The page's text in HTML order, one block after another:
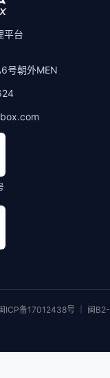
平台
号朝外MEN
ICP备17012438号 ｜ 闽B2-